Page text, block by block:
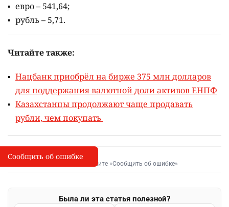
евро – 541,64;
рубль – 5,71.
Читайте также:
Нацбанк приобрёл на бирже 375 млн долларов
для поддержания валютной доли активов ЕНПФ
Казахстанцы продолжают чаще продавать
рубли, чем покупать
I
Сообщить об опечатке
Выделите фрагмент и нажмите «Сообщить об ошибке»
Была ли эта статья полезной?
Сообщить об ошибке